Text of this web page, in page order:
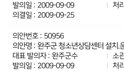
2009-09-09
2009-09-25
50956
완주군 청소년상담센터 설치.
완주군수
2009-09-09